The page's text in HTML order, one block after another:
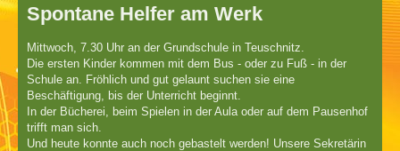
Spontane Helfer am Werk
Mittwoch, 7.30 Uhr an der Grundschule in Teuschnitz.
Die ersten Kinder kommen mit dem Bus - oder zu Fuß - in der
Schule an. Fröhlich und gut gelaunt suchen sie eine
Beschäftigung, bis der Unterricht beginnt.
In der Bücherei, beim Spielen in der Aula oder auf dem Pausenhof
trifft man sich.
Und heute konnte auch noch gebastelt werden! Unsere Sekretärin